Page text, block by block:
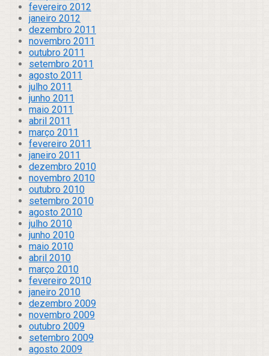
fevereiro 2012
janeiro 2012
dezembro 2011
novembro 2011
outubro 2011
setembro 2011
agosto 2011
julho 2011
junho 2011
maio 2011
abril 2011
março 2011
fevereiro 2011
janeiro 2011
dezembro 2010
novembro 2010
outubro 2010
setembro 2010
agosto 2010
julho 2010
junho 2010
maio 2010
abril 2010
março 2010
fevereiro 2010
janeiro 2010
dezembro 2009
novembro 2009
outubro 2009
setembro 2009
agosto 2009